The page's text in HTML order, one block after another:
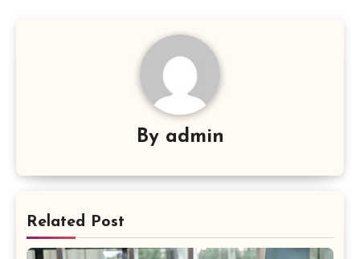
By admin
Related Post